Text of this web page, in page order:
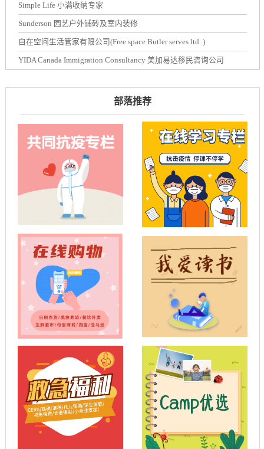
Simple Life 小满收纳专家
Sunderson 园艺户外铺砖及室内装修
自在空间生活管家有限公司(Free space Butler serves ltd. )
YIDA Canada Immigration Consultancy 美加易达移民咨询公司
部落推荐